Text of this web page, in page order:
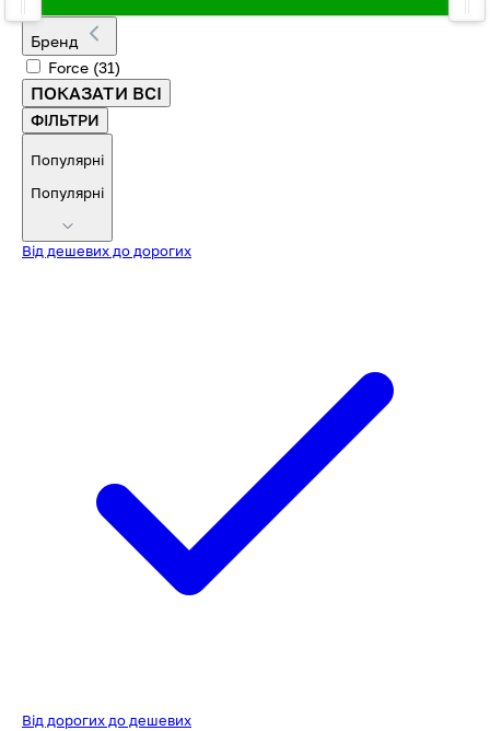
Бренд
Force (31)
ПОКАЗАТИ ВСІ
ФІЛЬТРИ
Популярні
Популярні
Від дешевих до дорогих
Від дорогих до дешевих